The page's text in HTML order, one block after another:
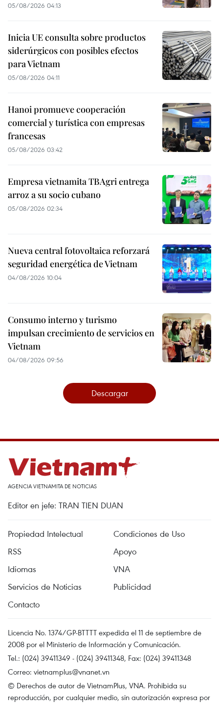
05/08/2026 04:13
Inicia UE consulta sobre productos
siderúrgicos con posibles efectos
para Vietnam
05/08/2026 04:11
Hanoi promueve cooperación
comercial y turística con empresas
francesas
05/08/2026 03:42
Empresa vietnamita TBAgri entrega
arroz a su socio cubano
05/08/2026 02:34
Nueva central fotovoltaica reforzará
seguridad energética de Vietnam
04/08/2026 10:04
Consumo interno y turismo
impulsan crecimiento de servicios en
Vietnam
04/08/2026 09:56
Descargar
AGENCIA VIETNAMITA DE NOTICIAS
Editor en jefe: TRAN TIEN DUAN
Propiedad Intelectual
Condiciones de Uso
RSS
Apoyo
Idiomas
VNA
Servicios de Noticias
Publicidad
Contacto
Licencia No. 1374/GP-BTTTT expedida el 11 de septiembre de
2008 por el Ministerio de Información y Comunicación.
Tel.: (024) 39411349 - (024) 39411348, Fax: (024) 39411348
Correo: vietnamplus@vnanet.vn
© Derechos de autor de VietnamPlus, VNA. Prohibida su
reproducción, por cualquier medio, sin autorización expresa por